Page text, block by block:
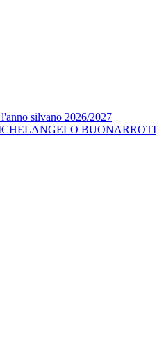
silvano 2026/2027
BUONARROTI